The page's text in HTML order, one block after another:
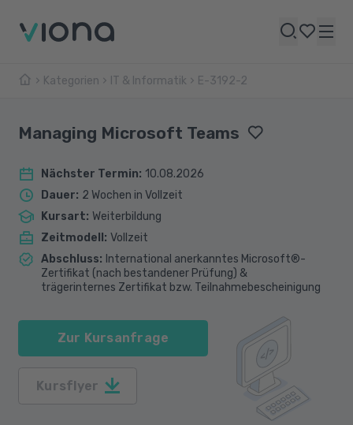
Kategorien IT & Informatik E-3192-2
Managing Microsoft Teams
Nächster Termin: 10.08.2026
Dauer: 2 Wochen in Vollzeit
Kursart: Weiterbildung
Zeitmodell : Vollzeit
Abschluss: International anerkanntes Microsoft®-
Zertifikat (nach bestandener Prüfung) &
trägerinternes Zertifikat bzw. Teilnahmebescheinigung
Zur Kursanfrage
Kursflyer